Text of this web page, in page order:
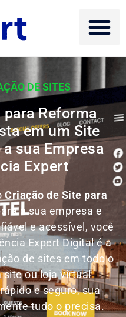
DE SITES
para Reforma
em um Site
sua Empresa
Expert
Criação de Site para
a sua empresa e
e acessível, você
Expert Digital é a
de sites em todo o
site ou loja virtual
e seguro, sua
tudo o precisa.